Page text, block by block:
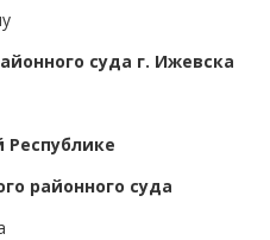
суда г. Ижевска
Республике
районного суда